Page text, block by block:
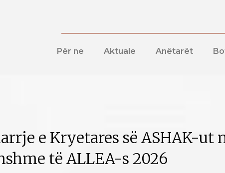
Për ne Aktuale Anëtarët
e Kryetares së ASHAK-ut
të ALLEA-s 2026